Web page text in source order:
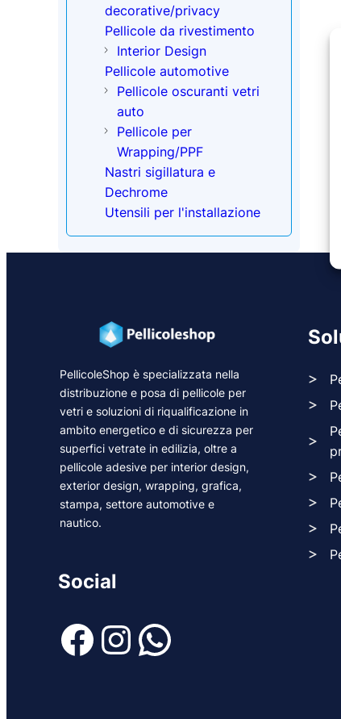
decorative/privacy
Pellicole da rivestimento
Interior Design
Pellicole automotive
Pellicole oscuranti vetri
auto
Pellicole per
Wrapping/PPF
Nastri sigillatura e
Dechrome
Utensili per l'installazione
PellicoleShop è specializzata nella
distribuzione e posa di pellicole per
vetri e soluzioni di riqualificazione in
ambito energetico e di sicurezza per
superfici vetrate in edilizia, oltre a
pellicole adesive per interior design,
exterior design, wrapping, grafica,
stampa, settore automotive e
nautico.
Social
Facebook InstagramWhatsApp